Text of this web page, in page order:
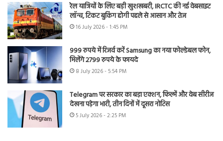
रेल यात्रियों के लिए बड़ी खुशखबरी, IRCTC की नई वेबसाइट
लॉन्च, टिकट बुकिंग होगी पहले से आसान और तेज
16 July 2026 - 1:45 PM
999 रुपये में रिजर्व करें Samsung का नया फोल्डेबल फोन,
मिलेंगे 2799 रुपये के फायदे
8 July 2026 - 5:54 PM
Telegram पर सरकार का बड़ा एक्शन, फिल्में और वेब सीरीज
देखना पड़ेगा भारी, तीन दिनों में दूसरा नोटिस
5 July 2026 - 2:25 PM